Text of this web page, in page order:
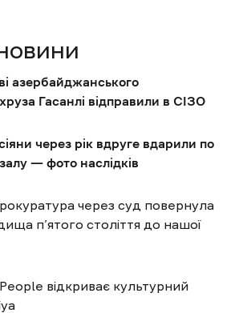
азербайджанського
Гасанлі відправили в СІЗО
через рік вдруге вдарили по
— фото наслідків
через суд повернула
п’ятого століття до нашої
відкриває культурний